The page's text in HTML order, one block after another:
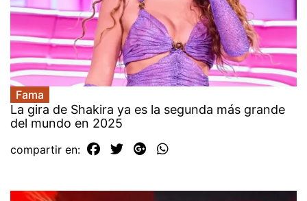
Fama
La gira de Shakira ya es la segunda más grande
del mundo en 2025
compartir en: